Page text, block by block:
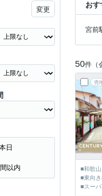
おす
宮前
50件（
売
■和歌
■東向
■スー
変更
日
以内